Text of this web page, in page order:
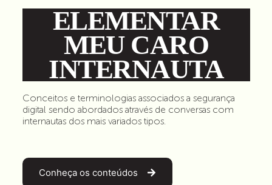
ELEMENTAR
MEU CARO
INTERNAUTA
Conceitos e terminologias associados a segurança
digital sendo abordados através de conversas com
internautas dos mais variados tipos.
Conheça os conteúdos